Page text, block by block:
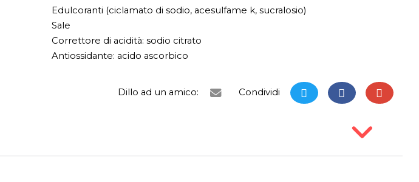
Edulcoranti (ciclamato di sodio, acesulfame k, sucralosio)
Sale
Correttore di acidità: sodio citrato
Antiossidante: acido ascorbico
Dillo ad un amico: Condividi